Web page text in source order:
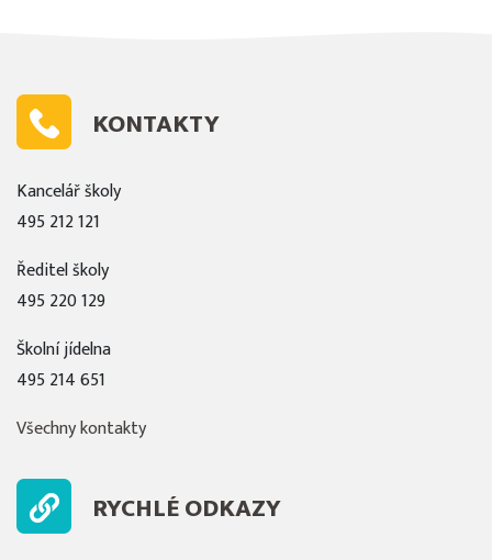
KONTAKTY
Kancelář školy
495 212 121
Ředitel školy
495 220 129
Školní jídelna
495 214 651
Všechny kontakty
RYCHLÉ ODKAZY